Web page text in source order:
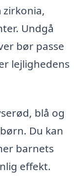
zirkonia,
Undgå
bør passe
lejlighedens
blå og
Du kan
barnets
effekt.